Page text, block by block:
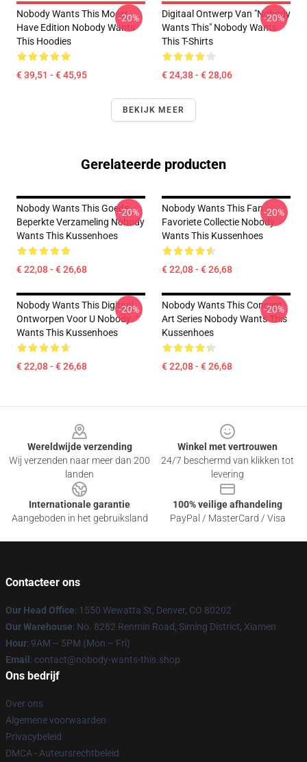
Nobody Wants This Moest-
Have Edition Nobody Wants
This Hoodies
€ 39,51 - € 45,95
-20%
Digitaal Ontwerp Van "Nobody
Wants This" Nobody Wants
This T-Shirts
€ 24,38 - € 28,06
-20%
BEKIJK MEER
Gerelateerde producten
Nobody Wants This Goede
Beperkte Verzameling Nobody
Wants This Kussenhoes
€ 22,08 - € 26,68
-20%
Nobody Wants This Fan
Favoriete Collectie Nobody
Wants This Kussenhoes
€ 22,08 - € 26,68
-20%
Nobody Wants This Digitaal
Ontworpen Voor U Nobody
Wants This Kussenhoes
€ 22,08 - € 26,68
-20%
Nobody Wants This Concept
Art Series Nobody Wants This
Kussenhoes
€ 22,08 - € 26,68
-20%
Wereldwijde verzending
Wij verzenden naar meer dan 200
landen
Winkel met vertrouwen
24/7 beschermd van klikken tot
levering
Internationale garantie
Aangeboden in het gebruiksland
100% veilige afhandeling
PayPal / MasterCard / Visa
Contacteer ons
Our Head Office: 1550 Wewatta St, Denver, CO 80202
Our Warehouse: No. 8282 Renmin Road, Siming District, Xiamen
Hour: 9AM – 5PM (Mon – Fri)
Email : contact@nobody-wants-this.shop
Ons bedrijf
Over ons
Algemene voorwaarden
Privacybeleid
DMCA - Auteursrechtbeleid